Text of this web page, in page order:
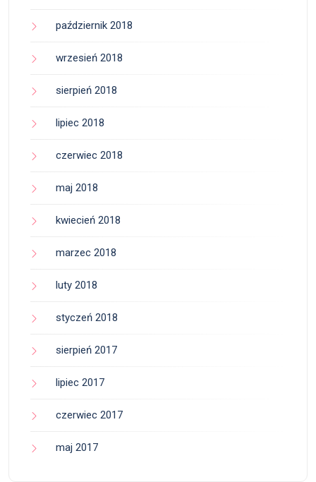
październik 2018
wrzesień 2018
sierpień 2018
lipiec 2018
czerwiec 2018
maj 2018
kwiecień 2018
marzec 2018
luty 2018
styczeń 2018
sierpień 2017
lipiec 2017
czerwiec 2017
maj 2017